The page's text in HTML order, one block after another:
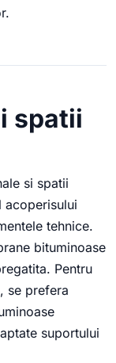
spatii
si spatii
acoperisului
tehnice.
bituminoase
Pentru
se prefera
suportului